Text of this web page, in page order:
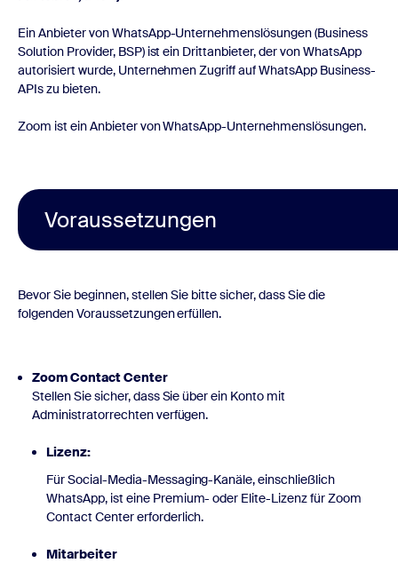
Ein Anbieter von WhatsApp-Unternehmenslösungen (Business
Solution Provider, BSP) ist ein Drittanbieter, der von WhatsApp
autorisiert wurde, Unternehmen Zugriff auf WhatsApp Business-
APIs zu bieten.
Zoom ist ein Anbieter von WhatsApp-Unternehmenslösungen.
Voraussetzungen
Bevor Sie beginnen, stellen Sie bitte sicher, dass Sie die
folgenden Voraussetzungen erfüllen.
Zoom Contact Center
Stellen Sie sicher, dass Sie über ein Konto mit
Administratorrechten verfügen.
Lizenz:
Für Social-Media-Messaging-Kanäle, einschließlich
WhatsApp, ist eine Premium- oder Elite-Lizenz für Zoom
Contact Center erforderlich.
Mitarbeiter